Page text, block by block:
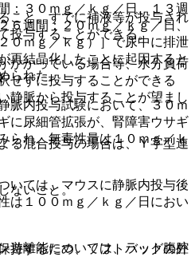
：３０ｍｇ／ｋｇ／日、１３週
６週間：２０ｍｇ／ｋｇ／日、
０ｍｇ／ｋｇ）］で尿中に排泄
再結晶化したことに起因すると
られた。
脈内投与試験において、３０ｍ
に尿細管拡張が、腎障害ウサギ
られ、無毒性量は１０ｍｇ／ｋ
いては、マウスに静脈内投与後
は１００ｍｇ／ｋｇ／日におい
遊離能については、ラット腹腔
と。すでに補液等が投与され
投与することができる。
かかっている場合等、水分負荷
せずに投与することができる
静脈から投与することが望まし
混合投与の場合は、Ｙ字型連
ないこと。
持するため、ソフトバッグの外